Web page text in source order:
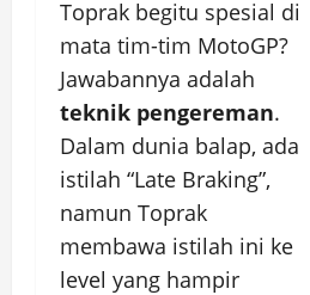
Toprak begitu spesial di
mata tim-tim MotoGP?
Jawabannya adalah
teknik pengereman.
Dalam dunia balap, ada
istilah “Late Braking”,
namun Toprak
membawa istilah ini ke
level yang hampir